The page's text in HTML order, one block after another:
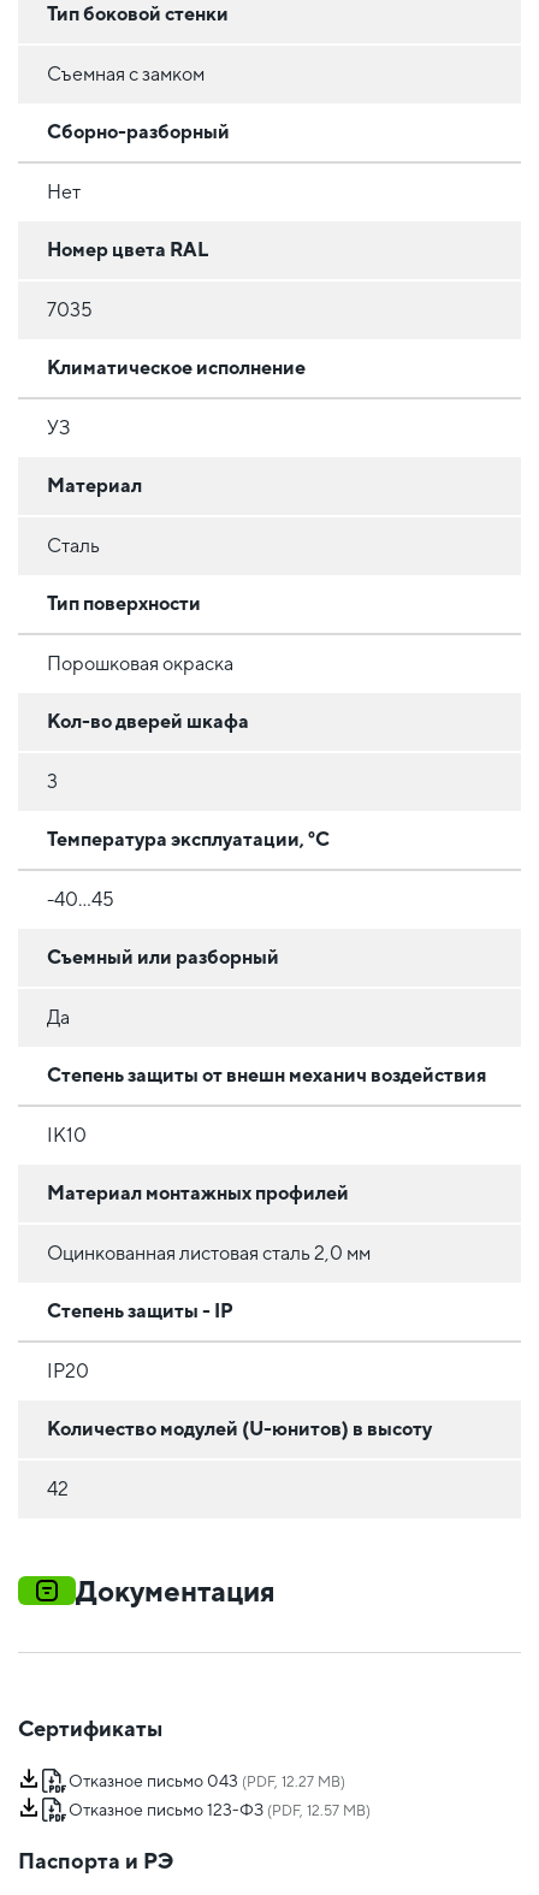
Тип боковой стенки
Съемная с замком
Сборно-разборный
Нет
Номер цвета RAL
7035
Климатическое исполнение
УЗ
Материал
Сталь
Тип поверхности
Порошковая окраска
Кол-во дверей шкафа
3
Температура эксплуатации, °C
-40...45
Съемный или разборный
Да
Степень защиты от внешн механич воздействия
IK10
Материал монтажных профилей
Оцинкованная листовая сталь 2,0 мм
Степень защиты - IP
IP20
Количество модулей (U-юнитов) в высоту
42
Документация
Сертификаты
Отказное письмо 043 (PDF, 12.27 MB)
Отказное письмо 123-ФЗ (PDF, 12.57 MB)
Паспорта и РЭ